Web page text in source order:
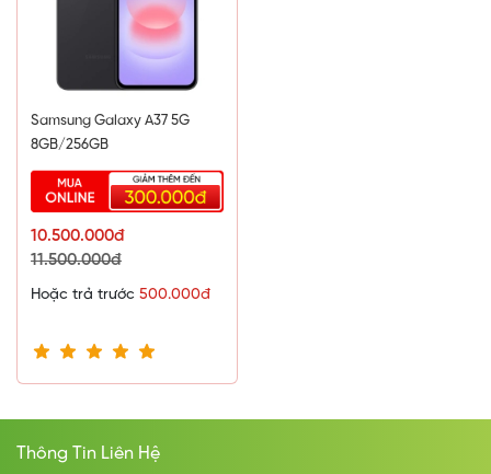
Samsung Galaxy A37 5G
8GB/256GB
10.500.000đ
11.500.000đ
Hoặc trả trước 500.000đ
Thông Tin Liên Hệ